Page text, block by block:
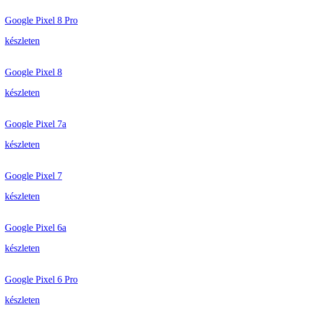
Google Pixel 8 Pro
készleten
Google Pixel 8
készleten
Google Pixel 7a
készleten
Google Pixel 7
készleten
Google Pixel 6a
készleten
Google Pixel 6 Pro
készleten